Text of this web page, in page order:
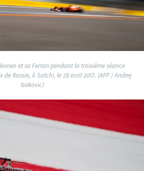
et sa Ferrari pendant la troisième séance
de Russie, à Sotchi, le 29 avril 2017. (AFP / Andrej
Isakovic)